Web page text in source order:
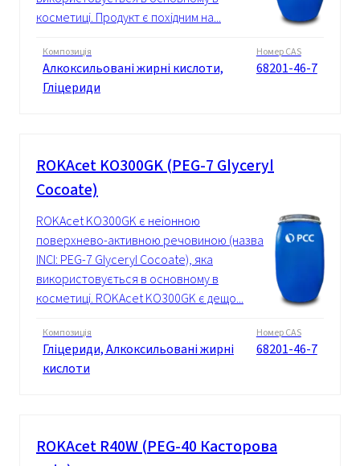
косметиці. Продукт є похідним на...
Композиція
Алкоксильовані жирні кислоти,
Гліцериди
Номер CAS
68201-46-7
ROKAcet KO300GK (PEG-7 Glyceryl
Cocoate)
ROKAcet KO300GK є неіонною
поверхнево-активною речовиною (назва
INCI: PEG-7 Glyceryl Cocoate), яка
використовується в основному в
косметиці. ROKAcet KO300GK є дещо...
Композиція
Гліцериди, Алкоксильовані жирні
кислоти
Номер CAS
68201-46-7
ROKAcet R40W (PEG-40 Касторова